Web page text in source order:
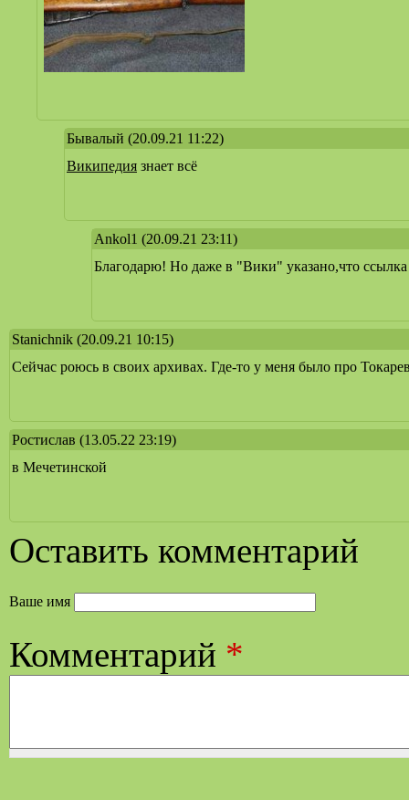
Бывалый (20.09.21 11:22)
Википедия знает всё
Ankol1 (20.09.21 23:11)
Благодарю! Но даже в "Вики" указано,что
Stanichnik (20.09.21 10:15)
Сейчас роюсь в своих архивах. Где-то у меня было про
Ростислав (13.05.22 23:19)
в Мечетинской
Оставить комментарий
Ваше имя
Комментарий *